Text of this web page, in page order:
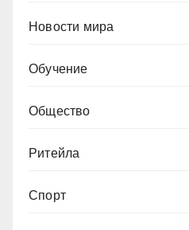
Новости мира
Обучение
Общество
Ритейла
Спорт